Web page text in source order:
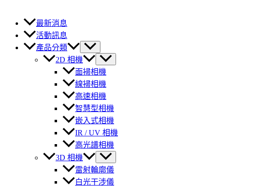
最新消息
活動訊息
產品分類
2D 相機
面掃相機
線掃相機
高速相機
智慧型相機
嵌入式相機
IR / UV 相機
高光譜相機
3D 相機
雷射輪廓儀
白光干涉儀